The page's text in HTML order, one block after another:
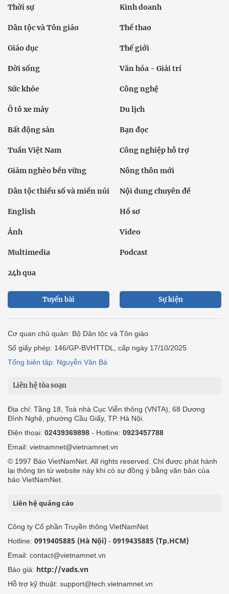
Thời sự Kinh doanh
Dân tộc và Tôn giáo Thể thao
Giáo dục Thế giới
Đời sống Văn hóa - Giải trí
Sức khỏe Công nghệ
Ô tô xe máy Du lịch
Bất động sản Bạn đọc
Tuần Việt Nam Công nghiệp hỗ trợ
Giảm nghèo bền vững Nông thôn mới
Dân tộc thiểu số và miền núi Nội dung chuyên đề
English Hồ sơ
Ảnh Video
Multimedia Podcast
24h qua
Tuyến bài Sự kiện
Cơ quan chủ quản: Bộ Dân tộc và Tôn giáo
Số giấy phép: 146/GP-BVHTTDL, cấp ngày 17/10/2025
Tổng biên tập: Nguyễn Văn Bá
Liên hệ tòa soạn
Địa chỉ: Tầng 18, Toà nhà Cục Viễn thông (VNTA), 68 Dương
Đình Nghệ, phường Cầu Giấy, TP. Hà Nội.
Điện thoại: 02439369898 - Hotline: 0923457788
Email: vietnamnet@vietnamnet.vn
© 1997 Báo VietNamNet. All rights reserved. Chỉ được phát hành
lại thông tin từ website này khi có sự đồng ý bằng văn bản của
báo VietNamNet.
Liên hệ quảng cáo
Công ty Cổ phần Truyền thông VietNamNet
Hotline: 0919405885 (Hà Nội) - 0919435885 (Tp.HCM)
Email: contact@vietnamnet.vn
Báo giá: http://vads.vn
Hỗ trợ kỹ thuật: support@tech.vietnamnet.vn